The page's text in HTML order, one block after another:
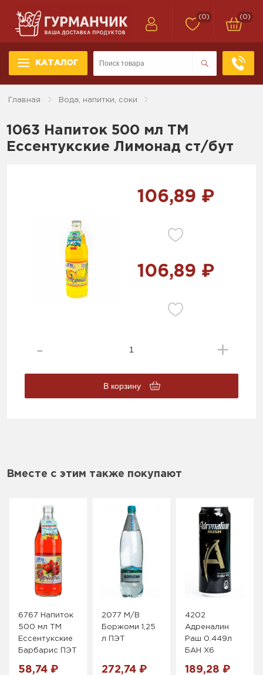
КАТАЛОГ
(0) (0)
Главная Вода, напитки, соки
1063 Напиток 500 мл ТМ
Ессентукские Лимонад ст/бут
106,89 ₽
106,89 ₽
В корзину
Вместе с этим также покупают
6767 Напиток
500 мл ТМ
Ессентукские
Барбарис ПЭТ
58,74 ₽
2077 М/В
Боржоми 1,25
л ПЭТ
272,74 ₽
4202
Адреналин
Раш 0.449л
БАН Х6
189,28 ₽